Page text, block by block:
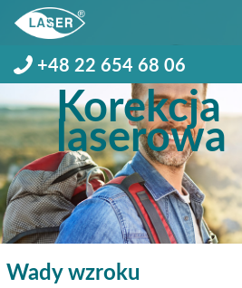
+48 22 654 68 06
Korekcja
laserowa
Wady wzroku